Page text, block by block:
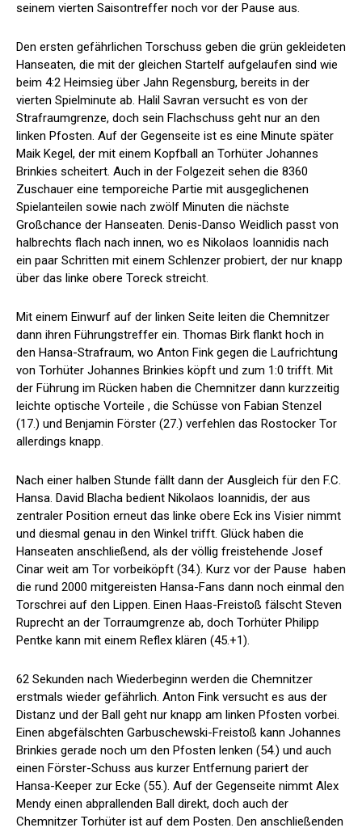
seinem vierten Saisontreffer noch vor der Pause aus.
Den ersten gefährlichen Torschuss geben die grün gekleideten
Hanseaten, die mit der gleichen Startelf aufgelaufen sind wie
beim 4:2 Heimsieg über Jahn Regensburg, bereits in der
vierten Spielminute ab. Halil Savran versucht es von der
Strafraumgrenze, doch sein Flachschuss geht nur an den
linken Pfosten. Auf der Gegenseite ist es eine Minute später
Maik Kegel, der mit einem Kopfball an Torhüter Johannes
Brinkies scheitert. Auch in der Folgezeit sehen die 8360
Zuschauer eine temporeiche Partie mit ausgeglichenen
Spielanteilen sowie nach zwölf Minuten die nächste
Großchance der Hanseaten. Denis-Danso Weidlich passt von
halbrechts flach nach innen, wo es Nikolaos Ioannidis nach
ein paar Schritten mit einem Schlenzer probiert, der nur knapp
über das linke obere Toreck streicht.
Mit einem Einwurf auf der linken Seite leiten die Chemnitzer
dann ihren Führungstreffer ein. Thomas Birk flankt hoch in
den Hansa-Strafraum, wo Anton Fink gegen die Laufrichtung
von Torhüter Johannes Brinkies köpft und zum 1:0 trifft. Mit
der Führung im Rücken haben die Chemnitzer dann kurzzeitig
leichte optische Vorteile , die Schüsse von Fabian Stenzel
(17.) und Benjamin Förster (27.) verfehlen das Rostocker Tor
allerdings knapp.
Nach einer halben Stunde fällt dann der Ausgleich für den F.C.
Hansa. David Blacha bedient Nikolaos Ioannidis, der aus
zentraler Position erneut das linke obere Eck ins Visier nimmt
und diesmal genau in den Winkel trifft. Glück haben die
Hanseaten anschließend, als der völlig freistehende Josef
Cinar weit am Tor vorbeiköpft (34.). Kurz vor der Pause haben
die rund 2000 mitgereisten Hansa-Fans dann noch einmal den
Torschrei auf den Lippen. Einen Haas-Freistoß fälscht Steven
Ruprecht an der Torraumgrenze ab, doch Torhüter Philipp
Pentke kann mit einem Reflex klären (45.+1).
62 Sekunden nach Wiederbeginn werden die Chemnitzer
erstmals wieder gefährlich. Anton Fink versucht es aus der
Distanz und der Ball geht nur knapp am linken Pfosten vorbei.
Einen abgefälschten Garbuschewski-Freistoß kann Johannes
Brinkies gerade noch um den Pfosten lenken (54.) und auch
einen Förster-Schuss aus kurzer Entfernung pariert der
Hansa-Keeper zur Ecke (55.). Auf der Gegenseite nimmt Alex
Mendy einen abprallenden Ball direkt, doch auch der
Chemnitzer Torhüter ist auf dem Posten. Den anschließenden